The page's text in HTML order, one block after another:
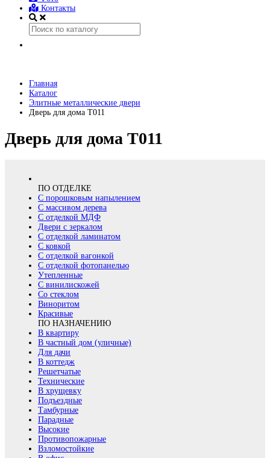
Контакты
Главная
Каталог
Элитные металлические двери
Дверь для дома Т011
Дверь для дома Т011
ПО ОТДЕЛКЕ
С порошковым напылением
С массивом дерева
С отделкой МДФ
Двери с зеркалом
С отделкой ламинатом
С ковкой
С отделкой вагонкой
С отделкой фотопанелью
Утепленные
С винилискожей
Со стеклом
Виноритом
Красивые
ПО НАЗНАЧЕНИЮ
В квартиру
В частный дом (уличные)
Для дачи
В коттедж
Решетчатые
Технические
В хрущевку
Подъездные
Тамбурные
Парадные
Высокие
Противопожарные
Взломостойкие